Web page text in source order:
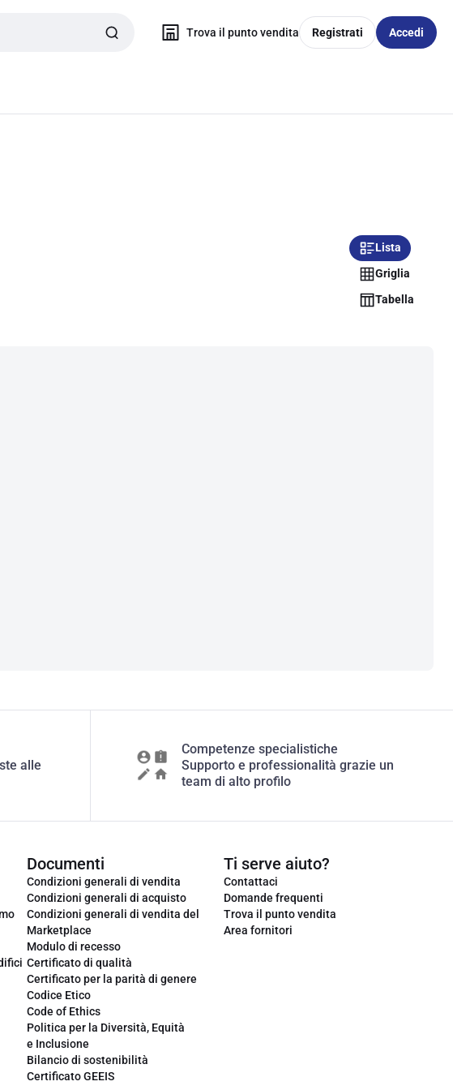
Trova il punto vendita Registrati Accedi
Lista
Griglia
Tabella
alle
Competenze specialistiche
Supporto e professionalità grazie un
team di alto profilo
Documenti
Condizioni generali di vendita
Condizioni generali di acquisto
Condizioni generali di vendita del
Marketplace
Modulo di recesso
Certificato di qualità
Certificato per la parità di genere
Codice Etico
Code of Ethics
Politica per la Diversità, Equità
e Inclusione
Bilancio di sostenibilità
Certificato GEEIS
Ti serve aiuto?
Contattaci
Domande frequenti
Trova il punto vendita
Area fornitori